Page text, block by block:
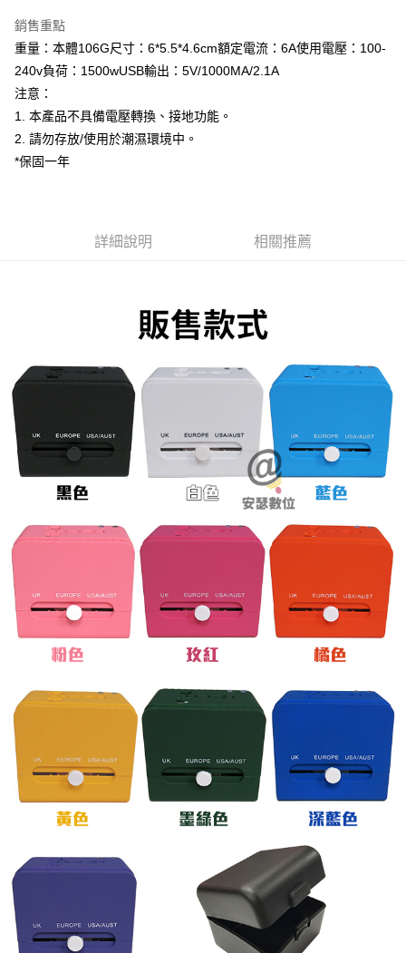
台新國際商業銀行
台灣樂天信用卡公司
Google Pay
ATM付款
運送方式
全家付款取貨
每筆NT$65，滿NT$699(含以上)免運費
每筆NT$65，滿NT$699(含以上)免運費
離島取貨加價40元
每筆NT$65，滿NT$699(含以上)免運費
付款後7-11取貨
每筆NT$65，滿NT$699(含以上)免運費
銷售重點
重量：本體106G尺寸：6*5.5*4.6cm額定電流：6A使用電壓：100-
240v負荷：1500wUSB輸出：5V/1000MA/2.1A
注意：
1. 本產品不具備電壓轉換、接地功能。
2. 請勿存放/使用於潮濕環境中。
*保固一年
詳細說明 相關推薦